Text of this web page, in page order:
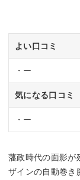
よい口コミ
・ー
気になる口コミ
・ー
藩政時代の面影が
ザインの自動巻き